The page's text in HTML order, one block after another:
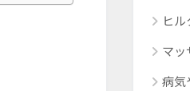
ヒ
マッ
病気